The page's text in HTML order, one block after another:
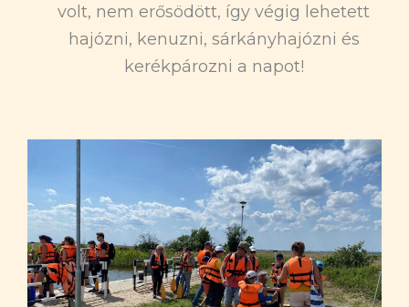
volt, nem erősödött, így végig lehetett
hajózni, kenuzni, sárkányhajózni és
kerékpározni a napot!